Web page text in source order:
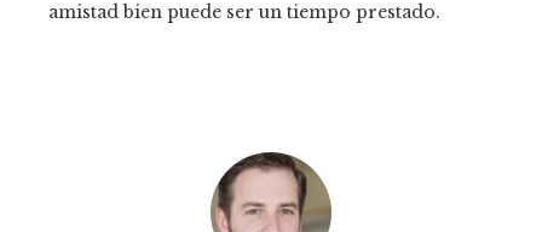
amistad bien puede ser un tiempo prestado.